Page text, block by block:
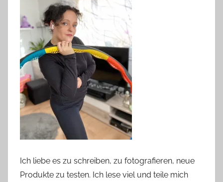
Ich liebe es zu schreiben, zu fotografieren, neue
Produkte zu testen. Ich lese viel und teile mich